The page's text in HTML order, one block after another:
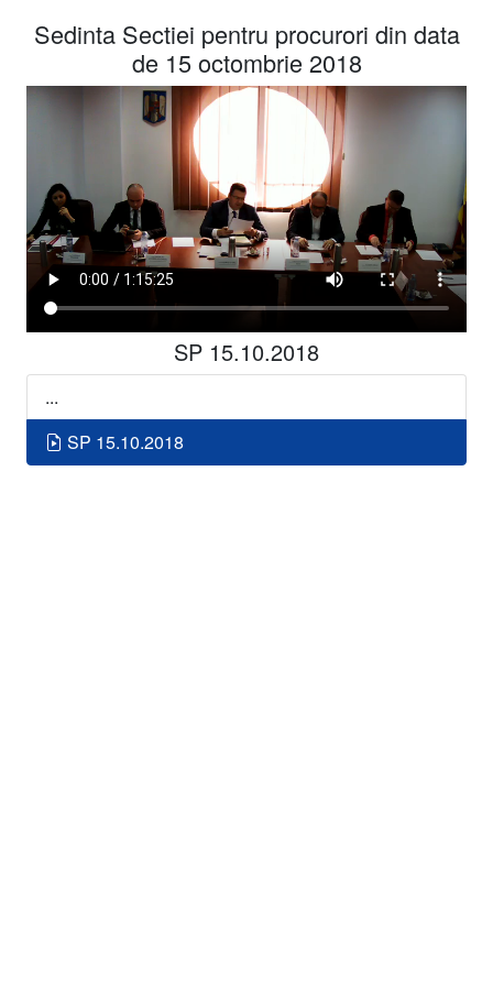
Sedinta Sectiei pentru procurori din data
de 15 octombrie 2018
SP 15.10.2018
...
SP 15.10.2018